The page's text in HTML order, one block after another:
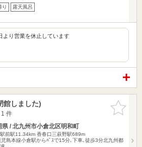
り 露天風呂
より営業を休止しています
お気に入
りに追加
館しました)
件
県 / 北九州市小倉北区明和町
前駅11.34km 香春口三萩野駅689m
児島本線小倉駅からﾊﾞｽで15分､下車､徒歩3分北九州都